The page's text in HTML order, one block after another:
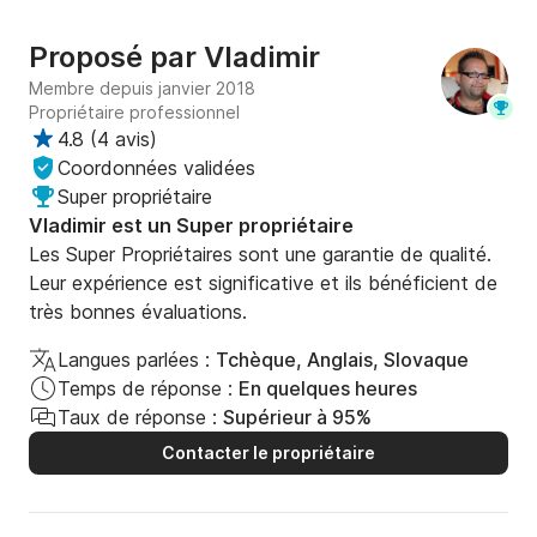
INCLUSIONS :
• Pack Confort : 900 € / location
• Skipper : 1800 € / semaine + repas
OPTIONS À RÉSERVER EN SUPPLÉMENT :
• Hôtesse : 1400 € / semaine + repas
• Chef cuisinier : 2000 € / semaine + repas
• Kinésithérapeute : 1500 € / semaine + repas
Proposé par Vladimir
Membre depuis janvier 2018
Propriétaire professionnel
4.8 (4 avis)
Coordonnées validées
Super propriétaire
Vladimir est un Super propriétaire
Les Super Propriétaires sont une garantie de qualité.
Leur expérience est significative et ils bénéficient de
très bonnes évaluations.
Langues parlées : Tchèque, Anglais, Slovaque
Temps de réponse : En quelques heures
Taux de réponse : Supérieur à 95%
Contacter le propriétaire